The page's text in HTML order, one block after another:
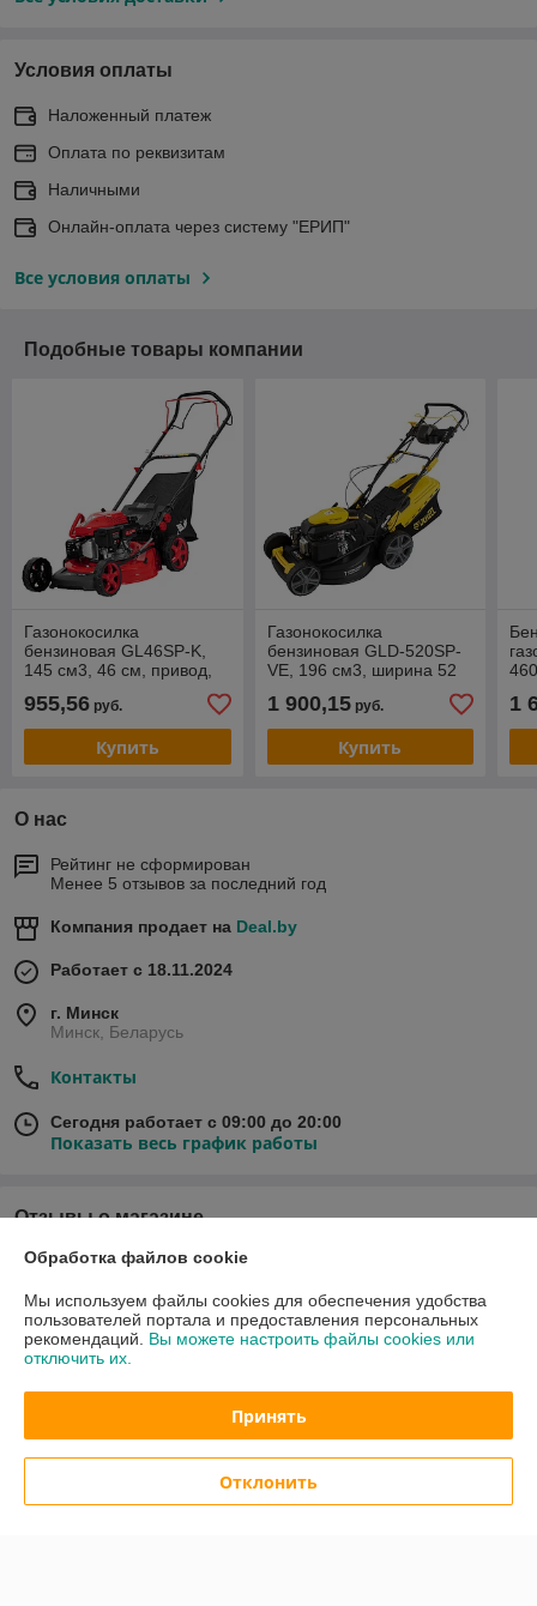
Условия оплаты
Наложенный платеж
Оплата по реквизитам
Наличными
Онлайн-оплата через систему "ЕРИП"
Все условия оплаты
Подобные товары компании
Газонокосилка
бензиновая GL46SP-K,
145 см3, 46 см, привод,
955,56 руб.
Купить
Газонокосилка
бензиновая GLD-520SP-
VE, 196 см3, ширина 52
электрический старт, 60 л
Denz
1 900,15руб.
Купить
1
О нас
Рейтинг не сформирован
Менее 5 отзывов за последний год
Компания продает на Deal.by
Работает с 18.11.2024
г. Минск
Минск, Беларусь
Контакты
Сегодня работает с 09:00 до 20:00
Показать весь график работы
Отзывы о магазине
У компании пока нет отзывов, добавьте первый
О нас
Контакты
Доставка и оплата
График работы
Обработка файлов cookie
Мы используем файлы cookies для обеспечения удобства
пользователей портала и предоставления персональных
рекомендаций. Вы можете настроить файлы cookies или
отключить их.
Принять
Отклонить